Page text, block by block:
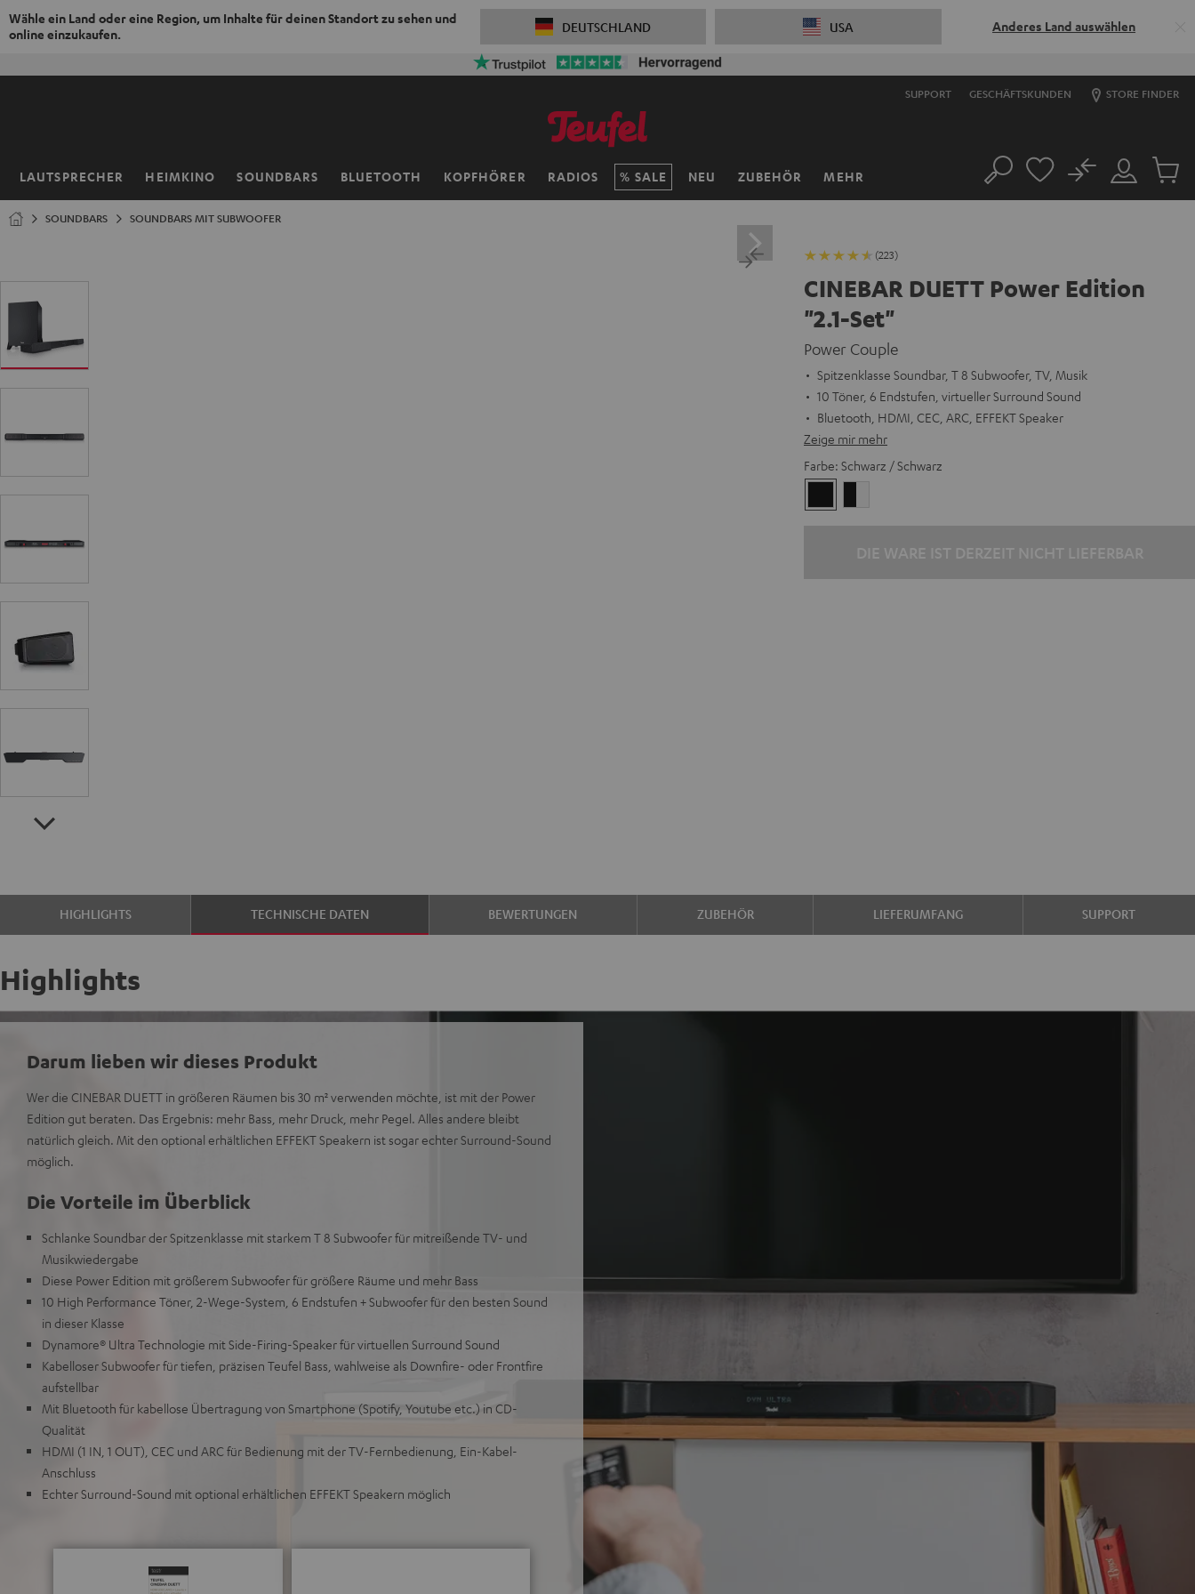
Wähle ein Land oder eine Region, um Inhalte für deinen Standort zu sehen und
online einzukaufen.
DEUTSCHLAND USA Anderes Land auswählen
SUPPORT GESCHÄFTSKUNDEN STORE FINDER
LAUTSPRECHER HEIMKINO SOUNDBARS BLUETOOTH KOPFHÖRER RADIOS SALE NEU ZUBEHÖR MEHR
Startseite Suche
Mein
Konto
No
Artikel
SOUNDBARS SOUNDBARS MIT SUBWOOFER
(223)
CINEBAR DUETT Power Edition
"2.1-Set"
Power Couple
Spitzenklasse Soundbar, T 8 Subwoofer, TV, Musik
10 Töner, 6 Endstufen, virtueller Surround Sound
Bluetooth, HDMI, CEC, ARC, EFFEKT Speaker
Zeige mir mehr
Farbe: Schwarz / Schwarz
/
HIGHLIGHTS TECHNISCHE DATEN BEWERTUNGEN ZUBEHÖR LIEFERUMFANG SUPPORT
Highlights
Darum lieben wir dieses Produkt
Wer die CINEBAR DUETT in größeren Räumen bis 30 m² verwenden möchte, ist mit der Power
Edition gut beraten. Das Ergebnis: mehr Bass, mehr Druck, mehr Pegel. Alles andere bleibt
natürlich gleich. Mit den optional erhältlichen EFFEKT Speakern ist sogar echter Surround-Sound
möglich.
Die Vorteile im Überblick
Schlanke Soundbar der Spitzenklasse mit starkem T 8 Subwoofer für mitreißende TV- und
Musikwiedergabe
Diese Power Edition mit größerem Subwoofer für größere Räume und mehr Bass
10 High Performance Töner, 2-Wege-System, 6 Endstufen + Subwoofer für den besten Sound
in dieser Klasse
Dynamore® Ultra Technologie mit Side-Firing-Speaker für virtuellen Surround Sound
Kabelloser Subwoofer für tiefen, präzisen Teufel Bass, wahlweise als Downfire- oder Frontfire
aufstellbar
Mit Bluetooth für kabellose Übertragung von Smartphone (Spotify, Youtube etc.) in CD-
Qualität
HDMI (1 IN, 1 OUT), CEC und ARC für Bedienung mit der TV-Fernbedienung, Ein-Kabel-
Anschluss
Echter Surround-Sound mit optional erhältlichen EFFEKT Speakern möglich